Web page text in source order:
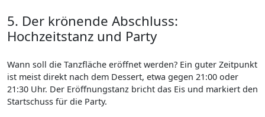
5. Der krönende Abschluss:
Hochzeitstanz und Party
Wann soll die Tanzfläche eröffnet werden? Ein guter Zeitpunkt
ist meist direkt nach dem Dessert, etwa gegen 21:00 oder
21:30 Uhr. Der Eröffnungstanz bricht das Eis und markiert den
Startschuss für die Party.